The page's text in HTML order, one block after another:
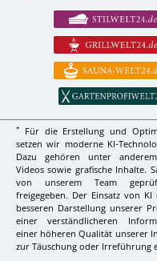
*
Für die Erstellung und
setzen wir moderne KI-
Dazu gehören unter
Videos sowie grafische Inhalte.
von unserem Team
freigegeben. Der Einsatz von
besseren Darstellung unserer
einer verständlicheren
einer höheren Qualität unserer
zur Täuschung oder Irreführung